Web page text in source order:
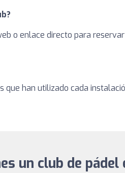
o enlace directo para
han utilizado cada
un club de pádel